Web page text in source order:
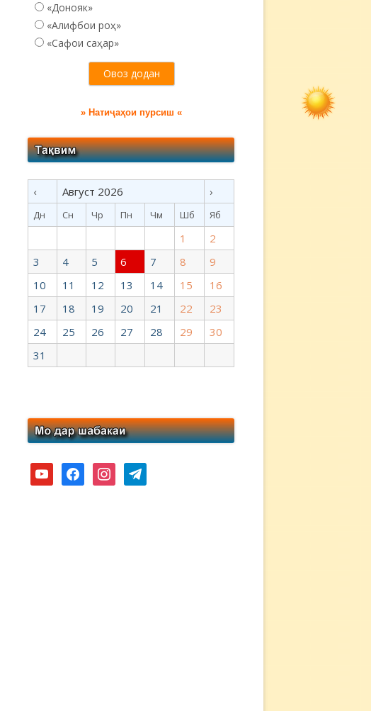
«Донояк»
«Алифбои роҳ»
«Сафои саҳар»
» Натиҷаҳои пурсиш «
‹ Август 2026 ›
Дн Сн Чр Пн Чм Шб Яб
1
2
3
4 5 6 7 8
9
10
11 12 13 14 15
16
17
18 19 20 21 22
23
24
25 26 27 28 29
30
31
youtubefacebookinstagramtelegram